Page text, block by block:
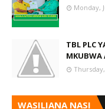
Monday,
TBL PLC
MKUBWA
WASILIANA NASI